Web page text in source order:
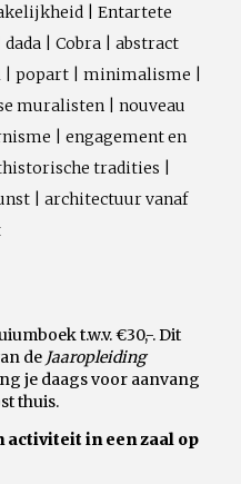
| Entartete
| Cobra | abstract
popart | minimalisme |
muralisten | nouveau
| engagement en
tradities |
| architectuur vanaf
t.w.v. €30,-. Dit
de Jaaropleiding
je daags voor aanvang
thuis.
activiteit in een zaal op